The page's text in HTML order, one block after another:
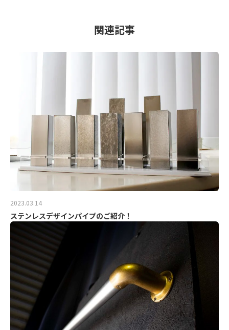
関連記事
2023.03.14
ステンレスデザインパイプのご紹介！